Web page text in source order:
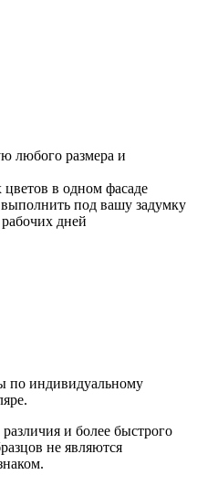
любого размера и
в одном фасаде
под вашу задумку
дней
по индивидуальному
и более быстрого
не являются